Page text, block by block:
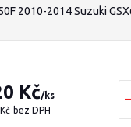
2010-2014 Suzuki
Kč/ks
bez DPH